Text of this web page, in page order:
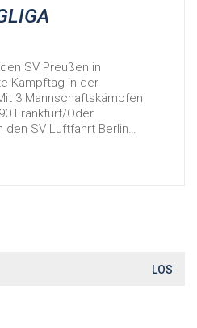
SV Preußen in
Kampftag in der
3 Mannschaftskämpfen
Frankfurt/Oder
den SV Luftfahrt Berlin…